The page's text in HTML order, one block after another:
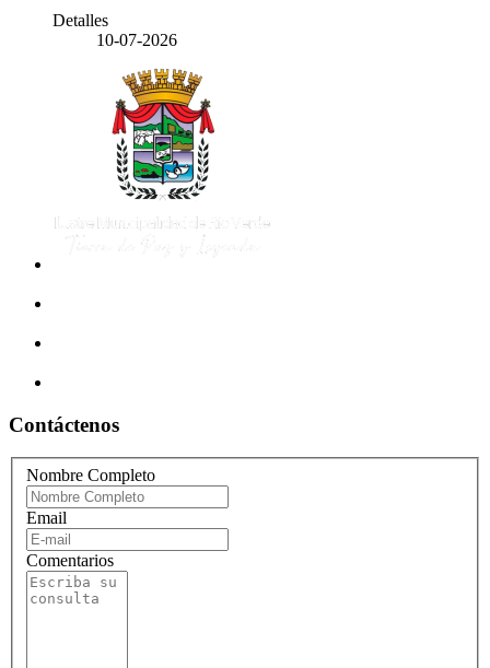
Detalles
10-07-2026
Contáctenos
Nombre Completo
Email
Comentarios